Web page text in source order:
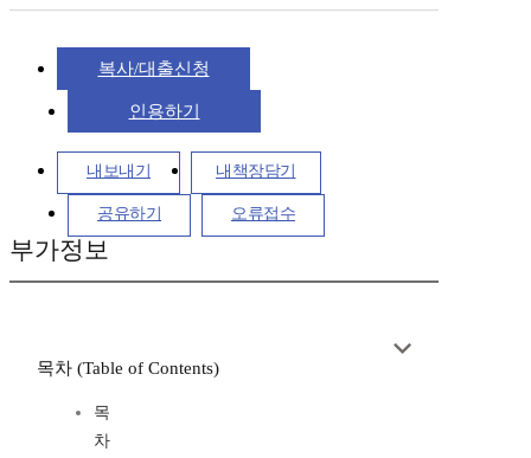
복사/대출신청
인용하기
내보내기 내책장담기
공유하기 오류접수
부가정보
목차 (Table of Contents)
목
차